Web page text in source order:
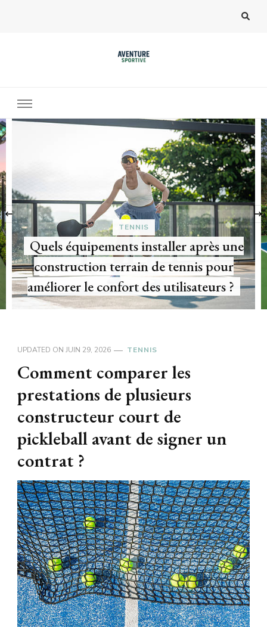
TENNIS
Les collectivités ont-elles des
obligations concernant l’entretien court
de tennis des équipements publics ?
‹
UPDATED ON JUIN 29, 2026 TENNIS
Comment comparer les
prestations de plusieurs
constructeur court de
pickleball avant de signer un
contrat ?